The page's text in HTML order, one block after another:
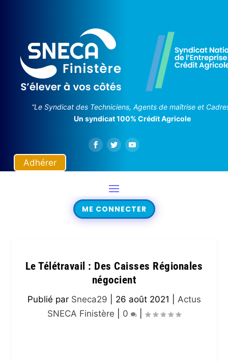
“Le Syndicat des Techniciens, Agents de maîtrise et
Un syndicat 100% Crédit Agricole
Adhérer
ME CONNECTER
Le Télétravail : Des Caisses Régionales
négocient
Publié par Sneca29 26 août 2021
Actus
SNECA Finistère
0